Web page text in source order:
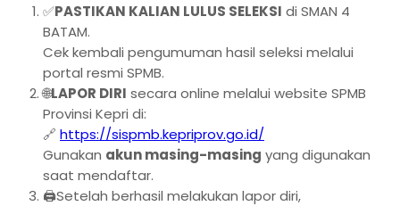
✅PASTIKAN KALIAN LULUS SELEKSI di SMAN 4
BATAM.
Cek kembali pengumuman hasil seleksi melalui
portal resmi SPMB.
🌐LAPOR DIRI secara online melalui website SPMB
Provinsi Kepri di:
🔗 https://sispmb.kepriprov.go.id/
Gunakan akun masing-masing yang digunakan
saat mendaftar.
🖨️Setelah berhasil melakukan lapor diri,